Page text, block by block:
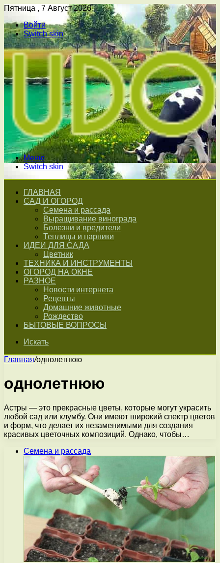
Пятница , 7 Август 2026
Войти
Switch skin
Меню
Switch skin
ГЛАВНАЯ
САД И ОГОРОД
Семена и рассада
Выращивание винограда
Болезни и вредители
Теплицы и парники
ИДЕИ ДЛЯ САДА
Цветник
ТЕХНИКА И ИНСТРУМЕНТЫ
ОГОРОД НА ОКНЕ
РАЗНОЕ
Новости интернета
Рецепты
Домашние животные
Рождество
БЫТОВЫЕ ВОПРОСЫ
Искать
Главная/однолетнюю
однолетнюю
Астры — это прекрасные цветы, которые могут украсить
любой сад или клумбу. Они имеют широкий спектр цветов
и форм, что делает их незаменимыми для создания
красивых цветочных композиций. Однако, чтобы…
Семена и рассада